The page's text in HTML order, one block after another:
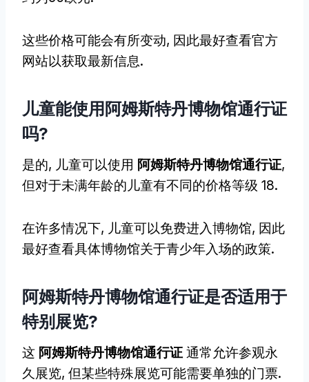
这些价格可能会有所变动, 因此最好查看官方
网站以获取最新信息.
儿童能使用阿姆斯特丹博物馆通行证
吗?
是的, 儿童可以使用 阿姆斯特丹博物馆通行证,
但对于未满年龄的儿童有不同的价格等级 18.
在许多情况下, 儿童可以免费进入博物馆, 因此
最好查看具体博物馆关于青少年入场的政策.
阿姆斯特丹博物馆通行证是否适用于
特别展览?
这 阿姆斯特丹博物馆通行证 通常允许参观永
久展览, 但某些特殊展览可能需要单独的门票.